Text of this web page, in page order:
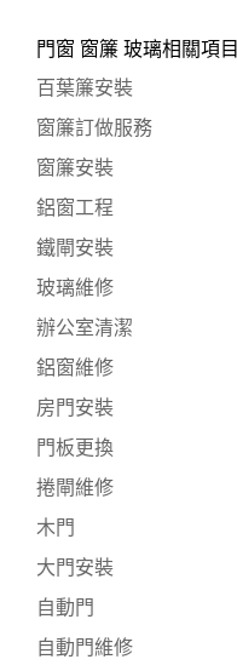
門窗 窗簾 玻璃相關項目
百葉簾安裝
窗簾訂做服務
窗簾安裝
鋁窗工程
鐵閘安裝
玻璃維修
辦公室清潔
鋁窗維修
房門安裝
門板更換
捲閘維修
木門
大門安裝
自動門
自動門維修